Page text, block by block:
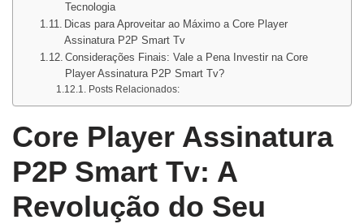
Tecnologia
Dicas para Aproveitar ao Máximo a Core Player
Assinatura P2P Smart Tv
Considerações Finais: Vale a Pena Investir na Core
Player Assinatura P2P Smart Tv?
Posts Relacionados:
Core Player Assinatura
P2P Smart Tv: A
Revolução do Seu